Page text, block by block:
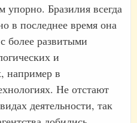
упорно. Бразилия всегда
в последнее время она
более развитыми
и
например в
Не отстают
деятельности, так